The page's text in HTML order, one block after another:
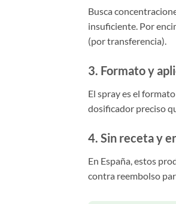
Busca
insuficiente. Por
(por transferencia).
3. Formato y
El spray es el
dosificador preciso
4. Sin receta y
En España, estos
contra reembolso